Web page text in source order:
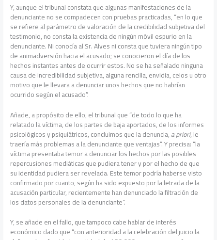
Y, aunque el tribunal constata que algunas manifestaciones de la
denunciante no se compadecen con pruebas practicadas, “en lo que
se refiere al parámetro de valoración de la credibilidad subjetiva del
testimonio, no consta la existencia de ningún móvil espurio en la
denunciante. Ni conocía al Sr. Alves ni consta que tuviera ningún tipo
de animadversión hacia el acusado; se conocieron el día de los
hechos instantes antes de ocurrir estos. No se ha señalado ninguna
causa de incredibilidad subjetiva, alguna rencilla, envidia, celos u otro
motivo que le llevara a denunciar unos hechos que no habrían
ocurrido según el acusado”.
Añade, a propósito de ello, el tribunal que “de todo lo que ha
relatado la víctima, de los partes de baja aportados, de los informes
psicológicos y psiquiátricos, concluimos que la denuncia,a priori, le
traería más problemas a la denunciante que ventajas”. Y precisa: “la
víctima presentaba temor a denunciar los hechos por las posibles
repercusiones mediáticas que pudiera tener y por el hecho de que
su identidad pudiera ser revelada. Este temor podría haberse visto
confirmado por cuanto, según ha sido expuesto por la letrada de la
acusación particular, recientemente han denunciado la filtración de
los datos personales de la denunciante”.
Y, se añade en el fallo, que tampoco cabe hablar de interés
económico dado que “con anterioridad a la celebración del juicio la